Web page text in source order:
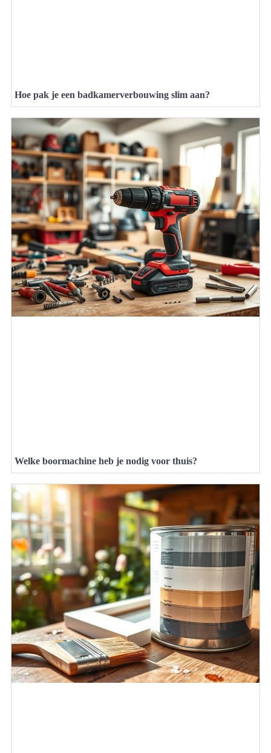
Hoe pak je een badkamerverbouwing slim aan?
Welke boormachine heb je nodig voor thuis?